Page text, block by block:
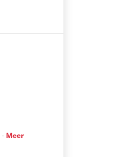
- Meer